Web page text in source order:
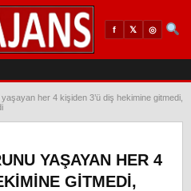
f 𝕏 ◎
yaşayan her 4 kişiden 3’ü diş hekimine gitmedi,
YAŞAYAN HER 4
GITMEDI,